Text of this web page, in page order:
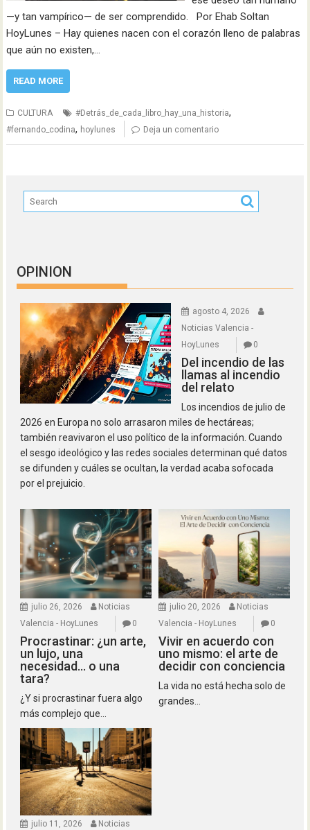
—y tan vampírico— de ser comprendido. Por Ehab Soltan
HoyLunes – Hay quienes nacen con el corazón lleno de palabras
que aún no existen,…
READ MORE
CULTURA #Detrás_de_cada_libro_hay_una_historia,
#fernando_codina, hoylunes Deja un comentario
OPINION
agosto 4, 2026
Noticias Valencia -
HoyLunes
0
Del incendio de las
llamas al incendio
del relato
Los incendios de julio de
2026 en Europa no solo arrasaron miles de hectáreas;
también reavivaron el uso político de la información. Cuando
el sesgo ideológico y las redes sociales determinan qué datos
se difunden y cuáles se ocultan, la verdad acaba sofocada
por el prejuicio.
julio 26, 2026
Noticias
Valencia - HoyLunes
0
Procrastinar: ¿un arte,
un lujo, una
necesidad… o una
tara?
¿Y si procrastinar fuera algo
más complejo que...
julio 20, 2026
Noticias
Valencia - HoyLunes
0
Vivir en acuerdo con
uno mismo: el arte de
decidir con conciencia
La vida no está hecha solo de
grandes...
julio 11, 2026
Noticias